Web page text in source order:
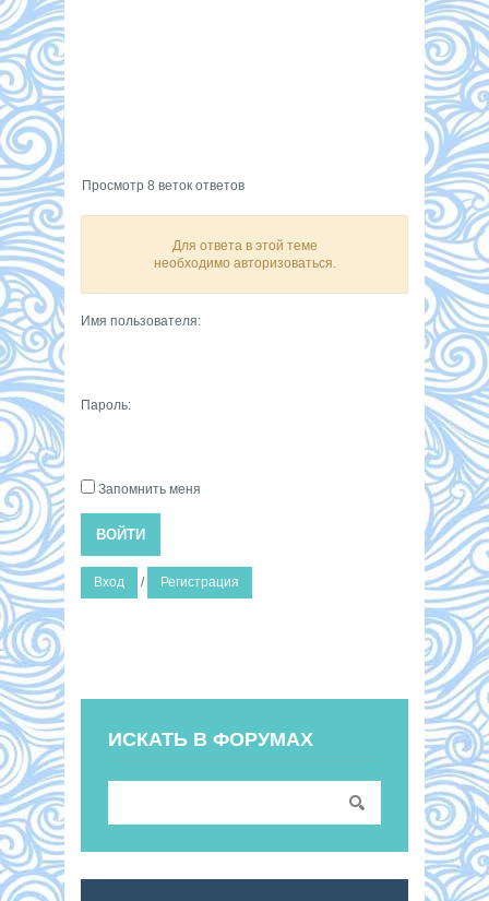
Просмотр 8 веток ответов
Для ответа в этой теме
необходимо авторизоваться.
Имя пользователя:
Пароль:
Запомнить меня
ВОЙТИ
Вход / Регистрация
ИСКАТЬ В ФОРУМАХ